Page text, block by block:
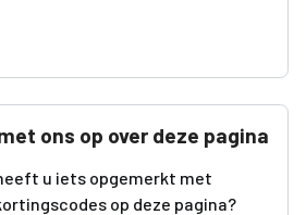
ons op over deze pagina
u iets opgemerkt met
op deze pagina?